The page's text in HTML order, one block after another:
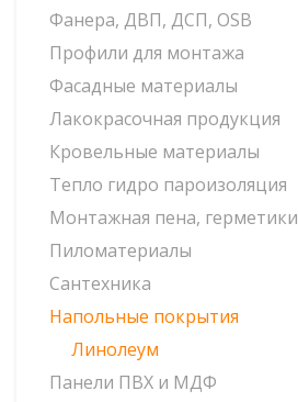
Фанера, ДВП, ДСП, OSB
Профили для монтажа
Фасадные материалы
Лакокрасочная продукция
Кровельные материалы
Тепло гидро пароизоляция
Монтажная пена, герметики
Пиломатериалы
Сантехника
Напольные покрытия
Линолеум
Панели ПВХ и МДФ